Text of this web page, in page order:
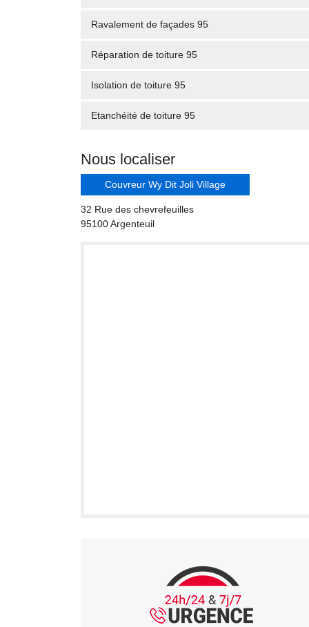
Ravalement de façades 95
Réparation de toiture 95
Isolation de toiture 95
Etanchéité de toiture 95
Nous localiser
Couvreur Wy Dit Joli Village
32 Rue des chevrefeuilles
95100 Argenteuil